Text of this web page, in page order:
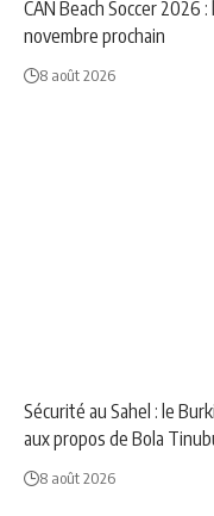
CAN Beach Soccer 2026
novembre prochain
8 août 2026
Sécurité au Sahel : le
aux propos de Bola
8 août 2026